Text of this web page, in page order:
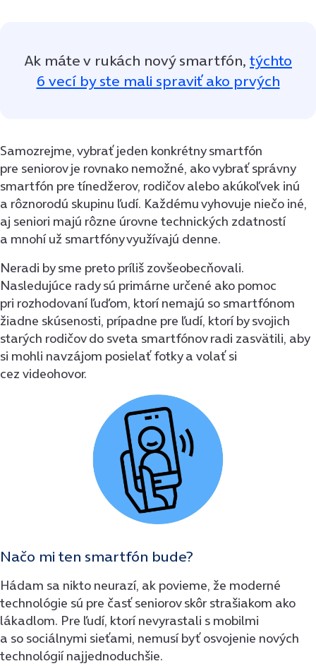
Ak máte v rukách nový smartfón, týchto
6 vecí by ste mali spraviť ako prvých
Samozrejme, vybrať jeden konkrétny smartfón
pre seniorov je rovnako nemožné, ako vybrať správny
smartfón pre tínedžerov, rodičov alebo akúkoľvek inú
a rôznorodú skupinu ľudí. Každému vyhovuje niečo iné,
aj seniori majú rôzne úrovne technických zdatností
a mnohí už smartfóny využívajú denne.
Neradi by sme preto príliš zovšeobecňovali.
Nasledujúce rady sú primárne určené ako pomoc
pri rozhodovaní ľuďom, ktorí nemajú so smartfónom
žiadne skúsenosti, prípadne pre ľudí, ktorí by svojich
starých rodičov do sveta smartfónov radi zasvätili, aby
si mohli navzájom posielať fotky a volať si
cez videohovor.
Načo mi ten smartfón bude?
Hádam sa nikto neurazí, ak povieme, že moderné
technológie sú pre časť seniorov skôr strašiakom ako
lákadlom. Pre ľudí, ktorí nevyrastali s mobilmi
a so sociálnymi sieťami, nemusí byť osvojenie nových
technológií najjednoduchšie.